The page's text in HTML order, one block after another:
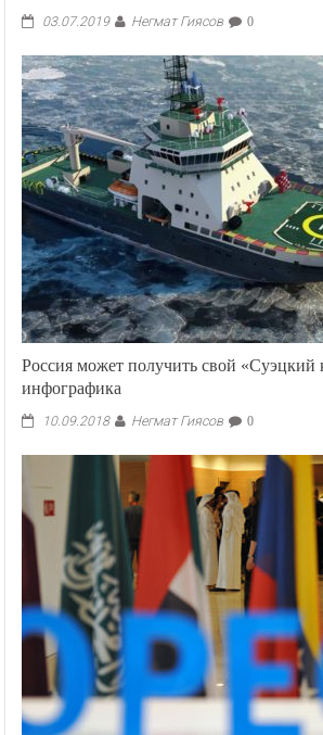
03.07.2019 Негмат Гиясов 0
Россия может получить свой
инфографика
10.09.2018 Негмат Гиясов 0